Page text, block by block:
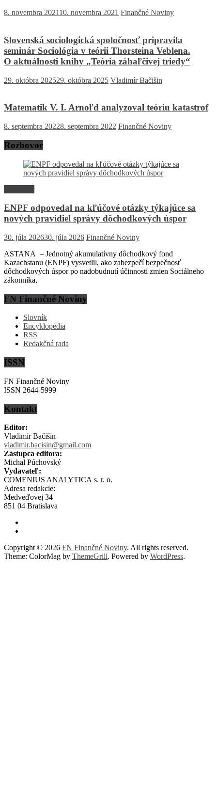
8. novembra 202110. novembra 2021 Finančné Noviny
Slovenská sociologická spoločnosť pripravila
seminár Sociológia v teórii Thorsteina Veblena.
O aktuálnosti knihy „Teória záhaľčivej triedy“
29. októbra 202529. októbra 2025 Vladimír Bačišin
Matematik V. I. Arnoľd analyzoval teóriu katastrof
8. septembra 20228. septembra 2022 Finančné Noviny
Rozhovor
ENPF odpovedal na kľúčové otázky týkajúce sa
nových pravidiel správy dôchodkových úspor
30. júla 202630. júla 2026 Finančné Noviny
ASTANA – Jednotný akumulatívny dôchodkový fond
Kazachstanu (ENPF) vysvetlil, ako zabezpečí bezpečnosť
dôchodkových úspor po nadobudnutí účinnosti zmien Sociálneho
zákonníka,
FN Finančné Noviny
Slovník
Encyklopédia
RSS
Redakčná rada
ISSN
FN Finančné Noviny
ISSN 2644-5999
Kontakt
Editor:
Vladimír Bačišin
vladimir.bacisin@gmail.com
Zástupca editora:
Michal Púchovský
Vydavateľ:
COMENIUS ANALYTICA s. r. o.
Adresa redakcie:
Medveďovej 34
851 04 Bratislava
Copyright © 2026 FN Finančné Noviny. All rights reserved.
Theme: ColorMag by ThemeGrill. Powered by WordPress.